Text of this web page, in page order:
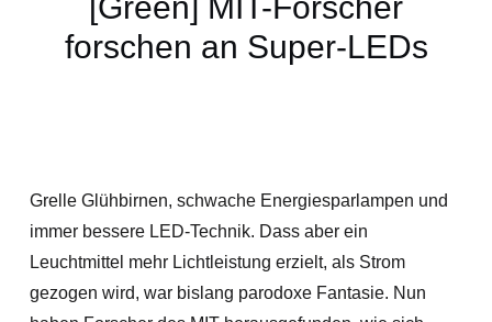
forschen an Super-LEDs
Grelle Glühbirnen, schwache Energiesparlampen und
immer bessere LED-Technik. Dass aber ein
Leuchtmittel mehr Lichtleistung erzielt, als Strom
gezogen wird, war bislang parodoxe Fantasie. Nun